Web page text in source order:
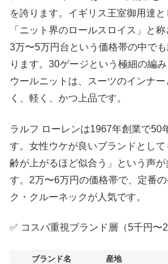
を誇ります。イギリス王室御用達と
「ニット界のロールスロイス」と
3万〜5万円台という価格帯の中で
ります。30ゲージという極細の編
ウールニットは、スーツのインナ
く、軽く、かつ上品です。
ラルフ ローレンは1967年創業で50
す。女性ウケが良いブランドとし
齢が上がるほど似合う」という声
す。2万〜6万円の価格帯で、定番
ク・クルーネックが人気です。
✅ コスパ重視ブランド層（5千円〜2
ブランド名 産地